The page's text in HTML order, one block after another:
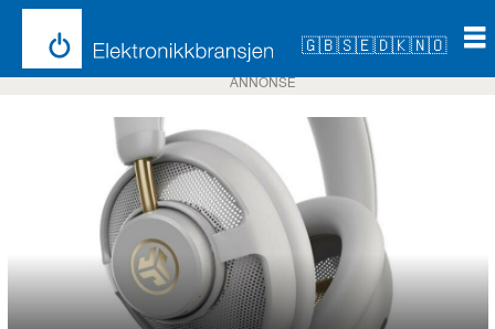
🇬🇧🇸🇪🇩🇰🇳🇴
ANNONSE